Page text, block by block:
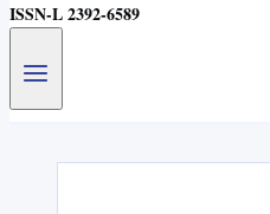
ISSN-L 2392-6589